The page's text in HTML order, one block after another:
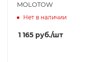
MOLOTOW
Нет в наличии
1 165 руб./шт